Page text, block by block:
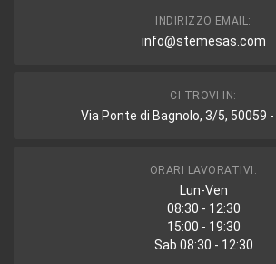
INDIRIZZO EMAIL:
info@stemesas.com
CI TROVI IN:
Via Ponte di Bagnolo, 3/5, 50059 -
ORARI LAVORATIVI:
Lun-Ven
08:30 - 12:30
15:00 - 19:30
Sab 08:30 - 12:30